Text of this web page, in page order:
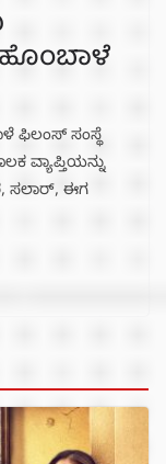
ಫಿಲಂಸ್‌ ಸಂಸ್ಥೆ
ವ್ಯಾಪ್ತಿಯನ್ನು
ಸಲಾರ್‌, ಈಗ